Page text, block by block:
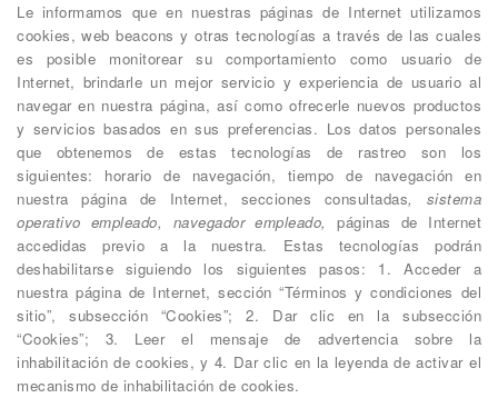
Le informamos que en nuestras páginas de Internet utilizamos
cookies, web beacons y otras tecnologías a través de las cuales
es posible monitorear su comportamiento como usuario de
Internet, brindarle un mejor servicio y experiencia de usuario al
navegar en nuestra página, así como ofrecerle nuevos productos
y servicios basados en sus preferencias. Los datos personales
que obtenemos de estas tecnologías de rastreo son los
siguientes: horario de navegación, tiempo de navegación en
nuestra página de Internet, secciones consultadas, sistema
operativo empleado, navegador empleado, páginas de Internet
accedidas previo a la nuestra. Estas tecnologías podrán
deshabilitarse siguiendo los siguientes pasos: 1. Acceder a
nuestra página de Internet, sección “Términos y condiciones del
sitio”, subsección “Cookies”; 2. Dar clic en la subsección
“Cookies”; 3. Leer el mensaje de advertencia sobre la
inhabilitación de cookies, y 4. Dar clic en la leyenda de activar el
mecanismo de inhabilitación de cookies.